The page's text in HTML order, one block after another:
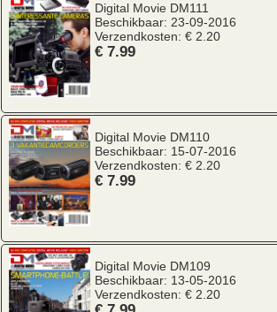
Digital Movie DM111
Beschikbaar: 23-09-2016
Verzendkosten: € 2.20
€ 7.99
Digital Movie DM110
Beschikbaar: 15-07-2016
Verzendkosten: € 2.20
€ 7.99
Digital Movie DM109
Beschikbaar: 13-05-2016
Verzendkosten: € 2.20